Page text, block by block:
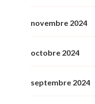
novembre 2024
octobre 2024
septembre 2024